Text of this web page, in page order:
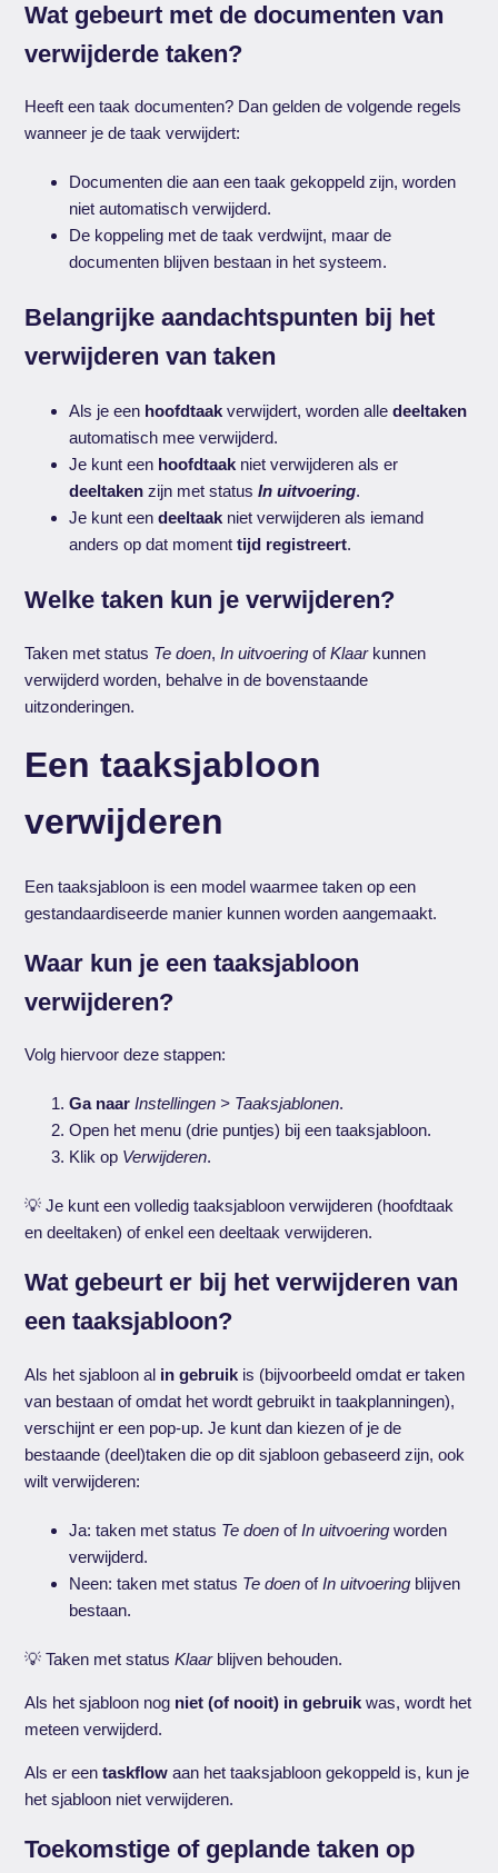
Wat gebeurt met de documenten van
verwijderde taken?
Heeft een taak documenten? Dan gelden de volgende regels
wanneer je de taak verwijdert:
Documenten die aan een taak gekoppeld zijn, worden
niet automatisch verwijderd.
De koppeling met de taak verdwijnt, maar de
documenten blijven bestaan in het systeem.
Belangrijke aandachtspunten bij het
verwijderen van taken
Als je een hoofdtaak verwijdert, worden alledeeltaken
automatisch mee verwijderd.
Je kunt een hoofdtaak niet verwijderen als er
deeltaken zijn met statusIn uitvoering.
Je kunt eendeeltaak niet verwijderen als iemand
anders op dat momenttijd registreert.
Welke taken kun je verwijderen?
Taken met status Te doen,In uitvoering ofKlaarkunnen
verwijderd worden, behalve in de bovenstaande
uitzonderingen.
Een taaksjabloon
verwijderen
Een taaksjabloon is een model waarmee taken op een
gestandaardiseerde manier kunnen worden aangemaakt.
Waar kun je een taaksjabloon
verwijderen?
Volg hiervoor deze stappen:
Ga naar Instellingen > Taaksjablonen.
Open het menu (drie puntjes) bij een taaksjabloon.
Klik op Verwijderen.
💡 Je kunt een volledig taaksjabloon verwijderen (hoofdtaak
en deeltaken) of enkel een deeltaak verwijderen.
Wat gebeurt er bij het verwijderen van
een taaksjabloon?
Als het sjabloon al in gebruik is (bijvoorbeeld omdat er taken
van bestaan of omdat het wordt gebruikt in taakplanningen),
verschijnt er een pop-up. Je kunt dan kiezen of je de
bestaande (deel)taken die op dit sjabloon gebaseerd zijn, ook
wilt verwijderen:
Ja: taken met status Te doen ofIn uitvoering worden
verwijderd.
Neen: taken met status Te doen ofIn uitvoering blijven
bestaan.
💡 Taken met statusKlaarblijven behouden.
Als het sjabloon nog niet (of nooit) in gebruik was, wordt het
meteen verwijderd.
Als er eentaskflow aan het taaksjabloon gekoppeld is, kun je
het sjabloon niet verwijderen.
Toekomstige of geplande taken op